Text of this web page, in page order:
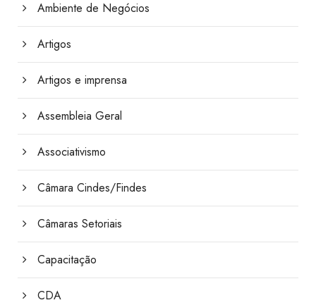
Ambiente de Negócios
Artigos
Artigos e imprensa
Assembleia Geral
Associativismo
Câmara Cindes/Findes
Câmaras Setoriais
Capacitação
CDA